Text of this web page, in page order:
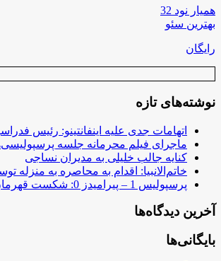
همیار نود 32
بهترین سئو
رایگان
نوشته‌های تازه
اتهامات جدی علیه اینفانتینو: رئیس
ماجرای فیلم محرمانه جلسه
کنایه جالب خلیلی به مدیران نساجی
خاتم‌الانبیا: اقدام به محاصره به منزله
پرسپولیس 1 – پیرامیدز 0: شکست قهرمان آفریقا!
آخرین دیدگاه‌ها
بایگانی‌ها